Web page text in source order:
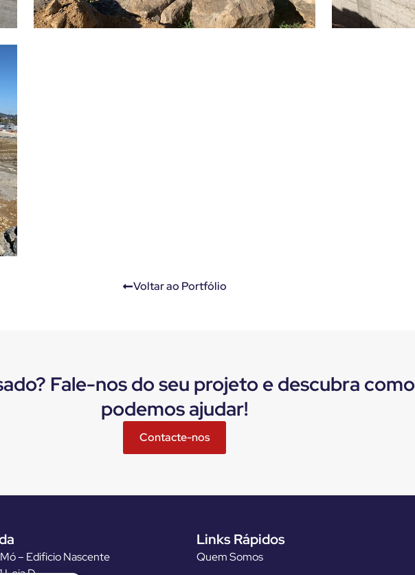
Voltar ao Portfólio
Fale-nos do seu projeto e descubra como
podemos ajudar!
Contacte-nos
– Edificio Nascente
Links Rápidos
Quem Somos